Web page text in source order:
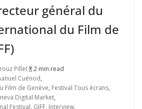
général du
du Film de
Pillet
2 min read
Cuénod,
Film de Genève, Festival Tous écrans,
Digital Market,
Festival, GIFF, Interview,